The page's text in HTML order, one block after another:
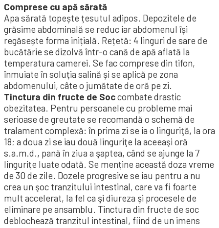
Comprese cu apă sărată
Apa sărată topește țesutul adipos. Depozitele de
grăsime abdominală se reduc iar abdomenul își
regăsește forma inițială. Rețetă: 4 linguri de sare de
bucătărie se dizolvă într-o cană de apă aflată la
temperatura camerei. Se fac comprese din tifon,
înmuiate în soluția salină și se aplică pe zona
abdomenului, câte o jumătate de oră pe zi.
Tinctura din fructe de Soccombate drastic
obezitatea. Pentru persoanele cu probleme mai
serioase de greutate se recomandă o schemă de
tralament complexă: în prima zi se ia o linguriţă, la ora
18; a doua zi se iau două linguriţe la aceeaşi oră
s.a.m.d., pană în ziua a şaptea, când se ajunge la 7
linguriţe luate odată. Se menţine această doza vreme
de 30 de zile. Dozele progresive se iau pentru a nu
crea un şoc tranzitului intestinal, care va fi foarte
mult accelerat, la fel ca şi diureza şi procesele de
eliminare pe ansamblu. Tinctura din fructe de soc
deblochează tranzitul intestinal, fiind de un imens